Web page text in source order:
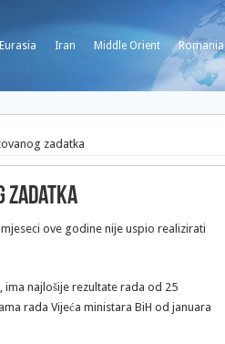
Eurasia Iran Middle Orient Romania
zadatka
zadatka
ove godine nije uspio realizirati
ima najlošije rezultate rada od 25
rada Vijeća ministara BiH od januara